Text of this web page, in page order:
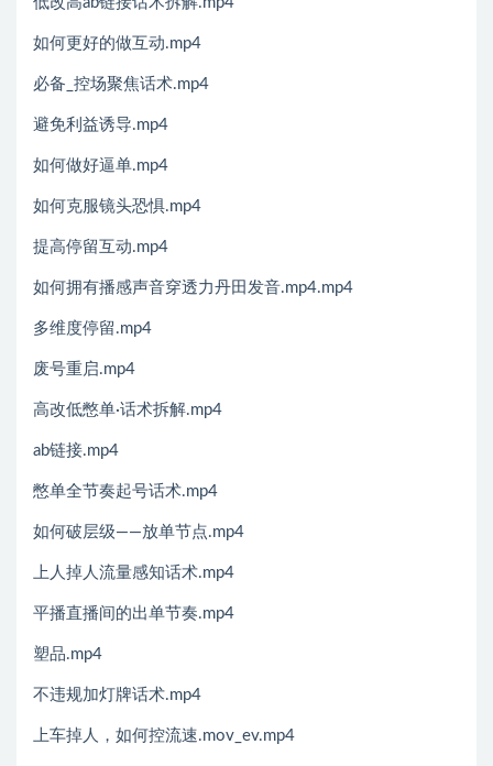
如何更好的做互动.mp4
必备_控场聚焦话术.mp4
避免利益诱导.mp4
如何做好逼单.mp4
如何克服镜头恐惧.mp4
提高停留互动.mp4
如何拥有播感声音穿透力丹田发音.mp4.mp4
多维度停留.mp4
废号重启.mp4
高改低憋单·话术拆解.mp4
ab链接.mp4
憋单全节奏起号话术.mp4
如何破层级——放单节点.mp4
上人掉人流量感知话术.mp4
平播直播间的出单节奏.mp4
塑品.mp4
不违规加灯牌话术.mp4
上车掉人，如何控流速.mov_ev.mp4